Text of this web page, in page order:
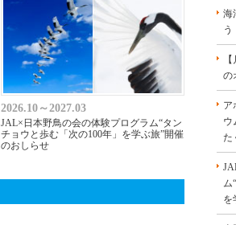
2026.10～2027.03
JAL×日本野鳥の会の体験プログラム“タン
チョウと歩む「次の100年」を学ぶ旅”開催
のおしらせ
海
う
の
ア
ウ
た
ム
を